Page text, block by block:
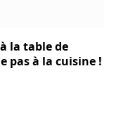
la table de
pas à la cuisine !